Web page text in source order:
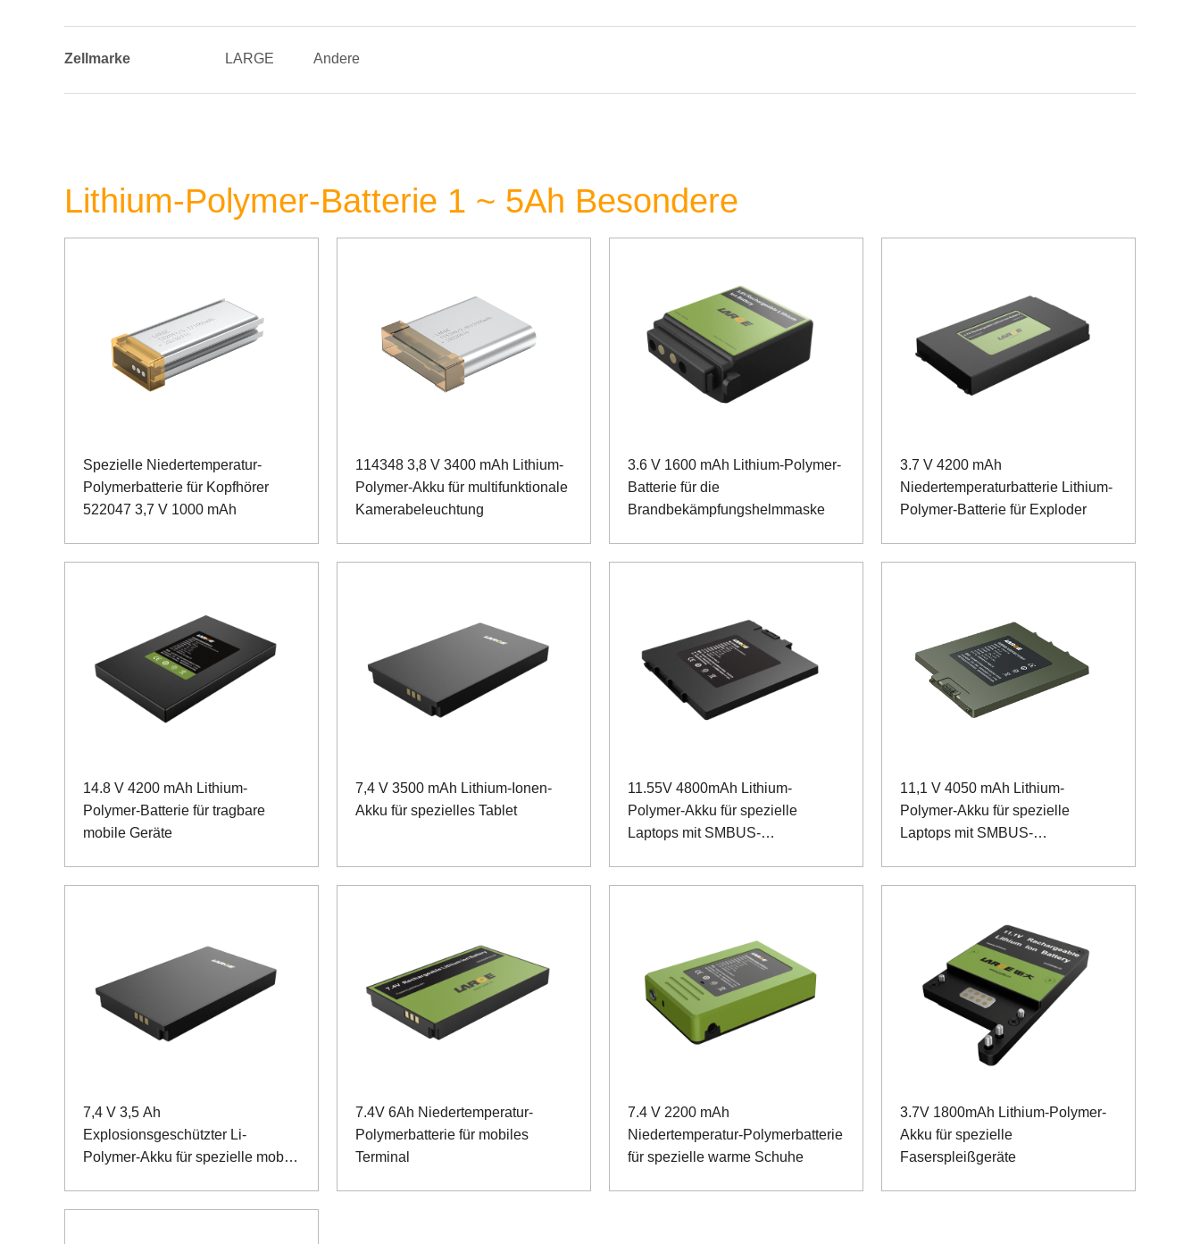
Zellmarke LARGE Andere
Lithium-Polymer-Batterie 1 ~ 5Ah Besondere
Spezielle Niedertemperatur-
Polymerbatterie für Kopfhörer
522047 3,7 V 1000 mAh
114348 3,8 V 3400 mAh Lithium-
Polymer-Akku für multifunktionale
Kamerabeleuchtung
3.6 V 1600 mAh Lithium-Polymer-
Batterie für die
Brandbekämpfungshelmmaske
3.7 V 4200 mAh
Niedertemperaturbatterie Lithium-
Polymer-Batterie für Exploder
14.8 V 4200 mAh Lithium-
Polymer-Batterie für tragbare
mobile Geräte
7,4 V 3500 mAh Lithium-Ionen-
Akku für spezielles Tablet
11.55V 4800mAh Lithium-
Polymer-Akku für spezielle
Laptops mit SMBUS-
11,1 V 4050 mAh Lithium-
Polymer-Akku für spezielle
Laptops mit SMBUS-
7,4 V 3,5 Ah
Explosionsgeschützter Li-
Polymer-Akku für spezielle mobile
7.4V 6Ah Niedertemperatur-
Polymerbatterie für mobiles
Terminal
7.4 V 2200 mAh
Niedertemperatur-Polymerbatterie
für spezielle warme Schuhe
3.7V 1800mAh Lithium-Polymer-
Akku für spezielle
Faserspleißgeräte